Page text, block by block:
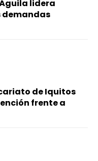
lidera
demandas
de Iquitos
frente a